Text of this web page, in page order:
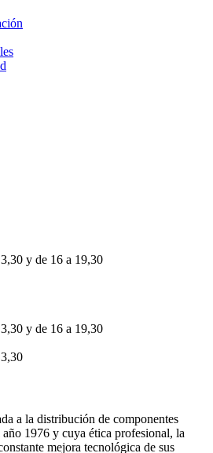
y de 16 a 19,30
y de 16 a 19,30
a la distribución de componentes
1976 y cuya ética profesional, la
mejora tecnológica de sus